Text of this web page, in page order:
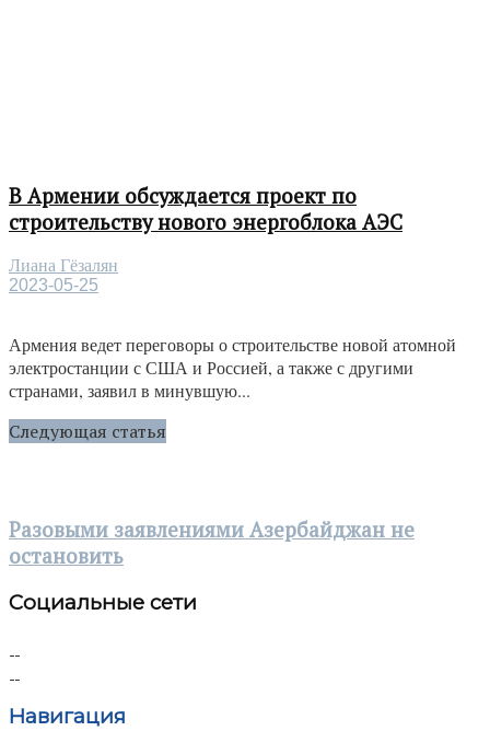
В Армении обсуждается проект по
строительству нового энергоблока АЭС
Лиана Гёзалян
2023-05-25
Армения ведет переговоры о строительстве новой атомной
электростанции с США и Россией, а также с другими
странами, заявил в минувшую...
Следующая статья
Разовыми заявлениями Азербайджан не
остановить
Социальные сети
Навигация